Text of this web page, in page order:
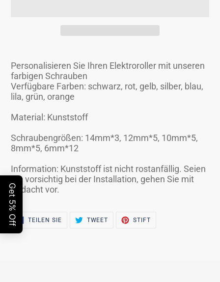
Produkt
in
den
Einkaufswagen
Personalisieren Sie Ihren Elektroroller mit unseren
farbigen Schrauben
Verfügbare Farben: schwarz, rot, gelb, silber, blau,
lila, grün, orange
Material: Kunststoff
Schraubengrößen: 14mm*3, 12mm*5, 10mm*5,
8mm*5, 6mm*12
Information: Kunststoff ist nicht rostanfällig. Seien
Sie vorsichtig bei der Installation, gehen Sie mit
Bedacht vor.
TEILEN SIEAUF
FACEBOOK
TWEET ZWITSCHERN
STIFT